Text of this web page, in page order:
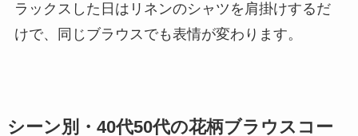
ラックスした日はリネンのシャツを肩掛けするだ
けで、同じブラウスでも表情が変わります。
シーン別・40代50代の花柄ブラウスコー